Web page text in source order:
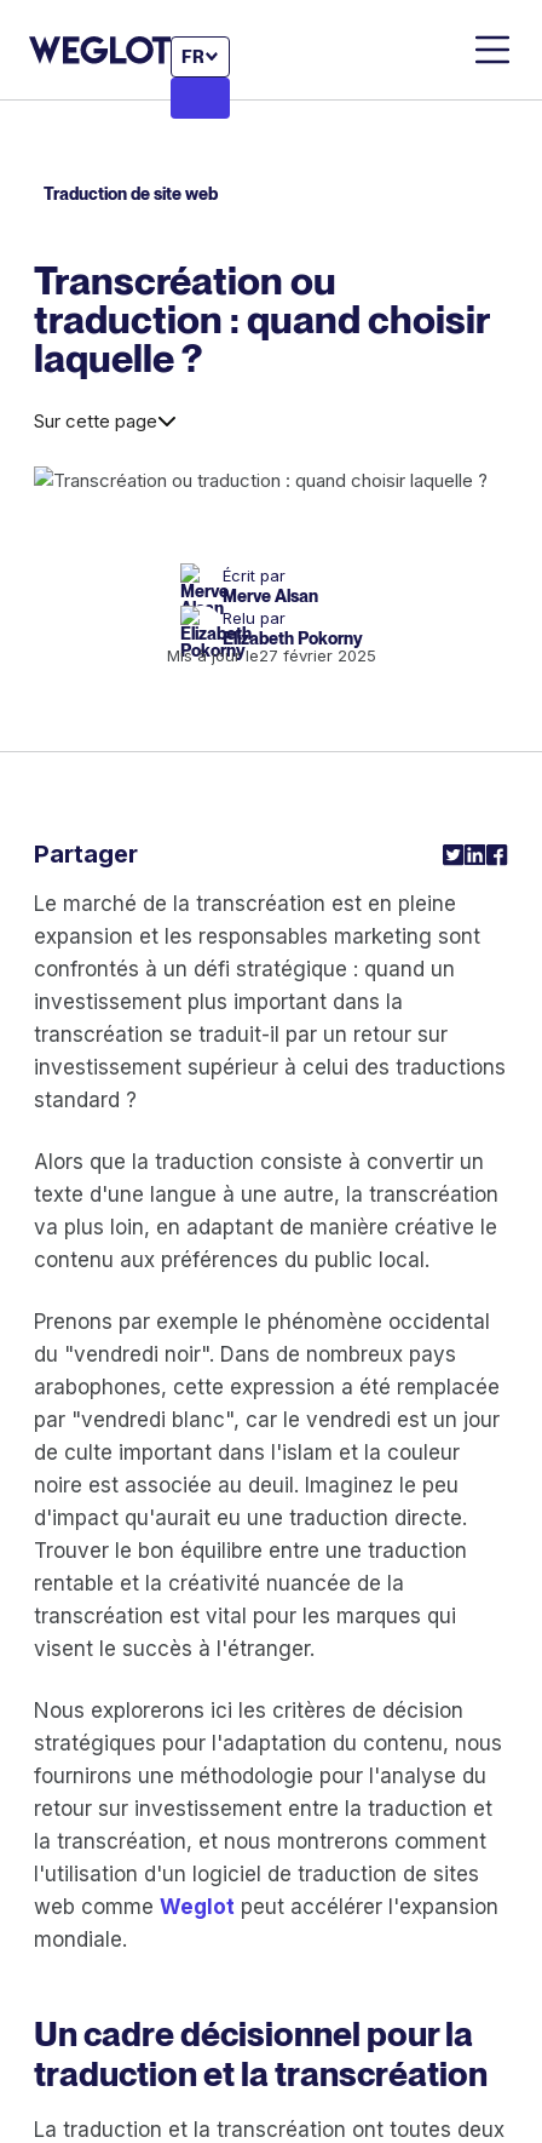
FR
Traduction de site web
Transcréation ou
traduction : quand choisir
laquelle ?
Sur cette page
Écrit par
Merve Alsan
Relu par
Elizabeth Pokorny
Mis à jour le27 février 2025
Le marché de la transcréation est en pleine
expansion et les responsables marketing sont
confrontés à un défi stratégique : quand un
investissement plus important dans la
transcréation se traduit-il par un retour sur
investissement supérieur à celui des traductions
standard ?
Alors que la traduction consiste à convertir un
texte d'une langue à une autre, la transcréation
va plus loin, en adaptant de manière créative le
contenu aux préférences du public local.
Prenons par exemple le phénomène occidental
du "vendredi noir". Dans de nombreux pays
arabophones, cette expression a été remplacée
par "vendredi blanc", car le vendredi est un jour
de culte important dans l'islam et la couleur
noire est associée au deuil. Imaginez le peu
d'impact qu'aurait eu une traduction directe.
Trouver le bon équilibre entre une traduction
rentable et la créativité nuancée de la
transcréation est vital pour les marques qui
visent le succès à l'étranger.
Nous explorerons ici les critères de décision
stratégiques pour l'adaptation du contenu, nous
fournirons une méthodologie pour l'analyse du
retour sur investissement entre la traduction et
la transcréation, et nous montrerons comment
l'utilisation d'un logiciel de traduction de sites
web comme Weglot peut accélérer l'expansion
mondiale.
Un cadre décisionnel pour la
traduction et la transcréation
La traduction et la transcréation ont toutes deux
Partager